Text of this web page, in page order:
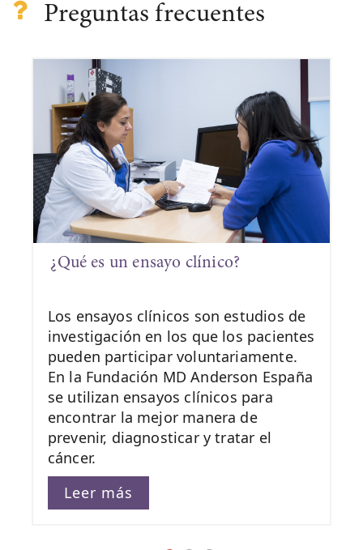
Preguntas frecuentes
¿Qué es un ensayo clínico?
Los ensayos clínicos son estudios de
investigación en los que los pacientes
pueden participar voluntariamente.
En la Fundación MD Anderson España
se utilizan ensayos clínicos para
encontrar la mejor manera de
prevenir, diagnosticar y tratar el
cáncer.
Leer más